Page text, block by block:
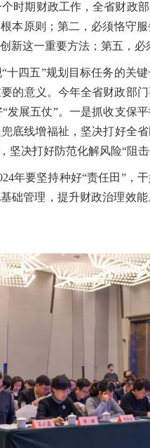
时期财政工作，全省财政
本原则；第二，必须恪守
新这一重要方法；第五，必
四五”规划目标任务的关
的意义。今年全省财政部
展五仗”。一是抓收支保
底线增福祉，坚决打好全
坚决打好防范化解风险“阻击
要坚持种好“责任田”，干
础管理，提升财政治理效